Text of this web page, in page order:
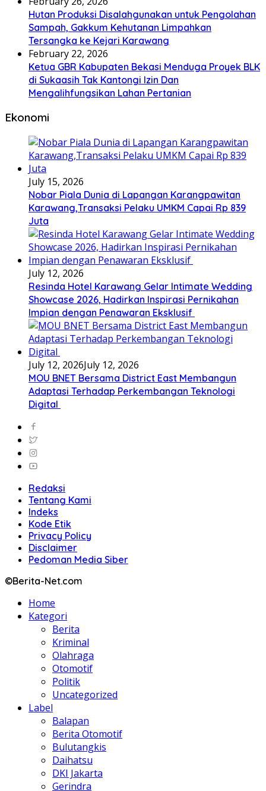
Hutan Produksi Disalahgunakan untuk Pengolahan
Sampah, Gakkum Kehutanan Limpahkan
Tersangka ke Kejari Karawang
February 22, 2026
Ketua GBR Kabupaten Bekasi Menduga Proyek BLK
di Sukaasih Tak Kantongi Izin Dan
Mengalihfungsikan Lahan Pertanian
Ekonomi
July 15, 2026
Nobar Piala Dunia di Lapangan Karangpawitan
Karawang,Transaksi Pelaku UMKM Capai Rp 839
Juta
July 12, 2026
Resinda Hotel Karawang Gelar Intimate Wedding
Showcase 2026, Hadirkan Inspirasi Pernikahan
Impian dengan Penawaran Eksklusif
July 12, 2026July 12, 2026
MOU BNET Bersama District East Membangun
Adaptasi Terhadap Perkembangan Teknologi
Digital
Redaksi
Tentang Kami
Indeks
Kode Etik
Privacy Policy
Disclaimer
Pedoman Media Siber
©Berita-Net.com
Home
Kategori
Berita
Kriminal
Olahraga
Otomotif
Politik
Uncategorized
Label
Balapan
Berita Otomotif
Bulutangkis
Daihatsu
DKI Jakarta
Gerindra